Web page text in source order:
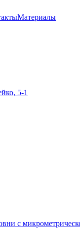
Материалы
5-1
с